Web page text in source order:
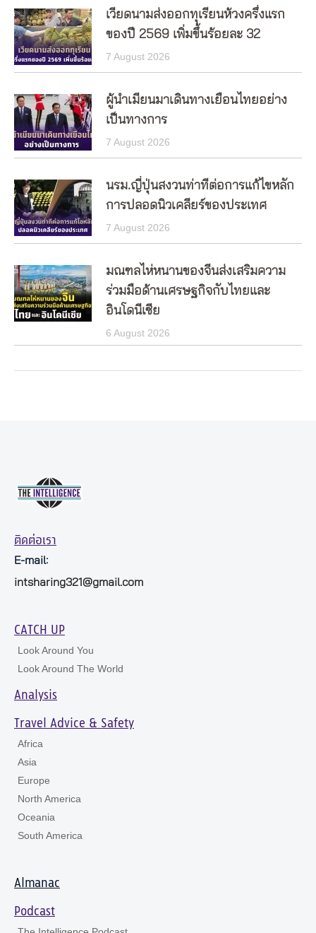
เวียดนามส่งออกทุเรียนห้วงครึ่งแรก
ของปี 2569 เพิ่มขึ้นร้อยละ 32
7 August 2026
ผู้นำเมียนมาเดินทางเยือนไทยอย่าง
เป็นทางการ
7 August 2026
นรม.ญี่ปุ่นสงวนท่าทีต่อการแก้ไขหลัก
การปลอดนิวเคลียร์ของประเทศ
7 August 2026
มณฑลไห่หนานของจีนส่งเสริมความ
ร่วมมือด้านเศรษฐกิจกับไทยและ
อินโดนีเซีย
6 August 2026
ติดต่อเรา
E-mail:
intsharing321@gmail.com
CATCH UP
Look Around You
Look Around The World
Analysis
Travel Advice & Safety
Africa
Asia
Europe
North America
Oceania
South America
Almanac
Podcast